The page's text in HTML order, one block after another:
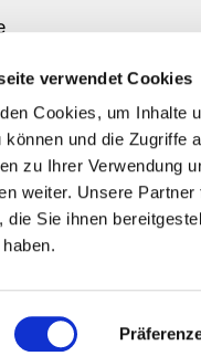
verwendet Cookies
Cookies, um Inhalte
können und die Zugriffe
zu Ihrer Verwendung
weiter. Unsere
die Sie ihnen